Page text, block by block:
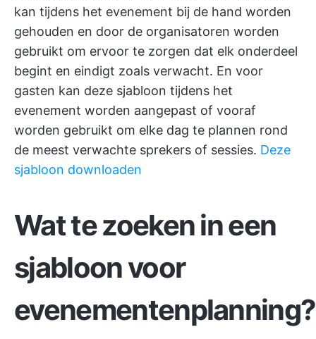
kan tijdens het evenement bij de hand worden
gehouden en door de organisatoren worden
gebruikt om ervoor te zorgen dat elk onderdeel
begint en eindigt zoals verwacht. En voor
gasten kan deze sjabloon tijdens het
evenement worden aangepast of vooraf
worden gebruikt om elke dag te plannen rond
de meest verwachte sprekers of sessies. Deze
sjabloon downloaden
Wat te zoeken in een
sjabloon voor
evenementenplanning?